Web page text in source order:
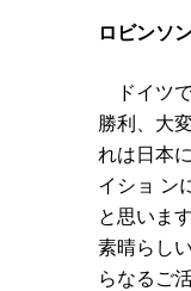
ロビンソ
ドイツ
勝利、大
れは日本
イショ ン
と思いま
素晴らし
らなるご